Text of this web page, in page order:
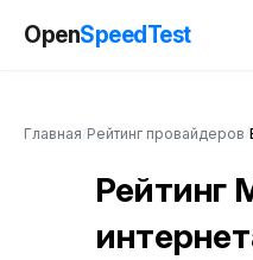
OpenSpeedTest
Главная Рейтинг провайдеров
Рейтинг